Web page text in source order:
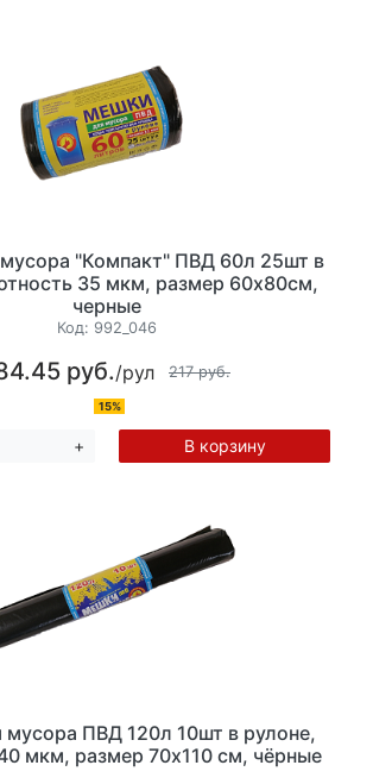
"Компакт" ПВД 60л 25шт в
35 мкм, размер 60х80см,
черные
Код: 992_046
руб./рул 217 руб.
15%
+ В корзину
ПВД 120л 10шт в рулоне,
мкм, размер 70х110 см, чёрные